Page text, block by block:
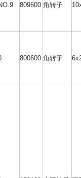
809600 角转子
800600 角转子